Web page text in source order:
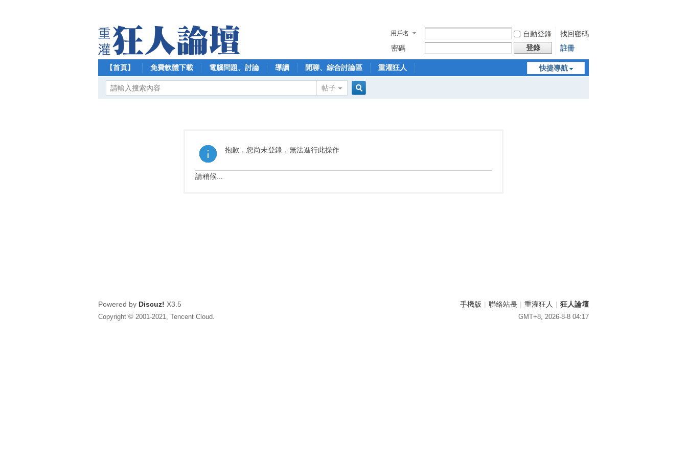
用戶名 自動登錄
找回密碼
密碼
登錄 註冊
快捷導航
【首頁】 免費軟體下載 電腦問題、討論 導讀 閒聊、綜合討論區 重灌狂人
帖子
抱歉，您尚未登錄，無法進行此操作
請稍候...
手機版 | 聯絡站長 | 重灌狂人 | 狂人論壇
GMT+8, 2026-8-8 04:17
Powered by Discuz! X3.5
Copyright © 2001-2021, Tencent Cloud.